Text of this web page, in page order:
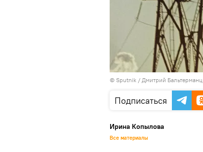
© Sputnik / Дмитрий Бальтерманц
Подписаться
Ирина Копылова
Все материалы